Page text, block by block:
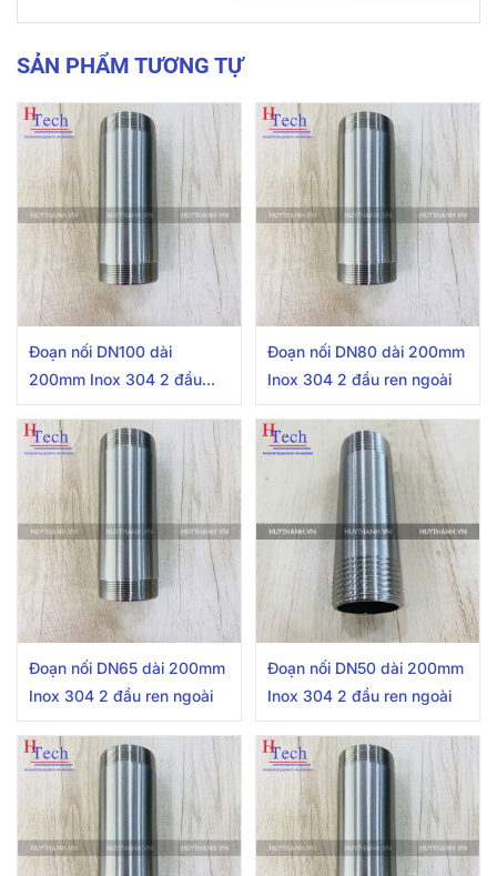
SẢN PHẨM TƯƠNG TỰ
Đoạn nối DN100 dài
200mm Inox 304 2 đầu
Đoạn nối DN80 dài 200mm
Inox 304 2 đầu ren ngoài
Đoạn nối DN65 dài 200mm
Inox 304 2 đầu ren ngoài
Đoạn nối DN50 dài 200mm
Inox 304 2 đầu ren ngoài